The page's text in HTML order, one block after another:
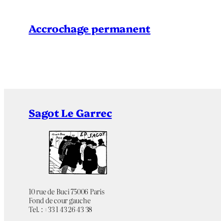
Accrochage permanent
Sagot Le Garrec
10 rue de Buci 75006 Paris
Fond de cour gauche
Tel. : +33 1 43 26 43 38